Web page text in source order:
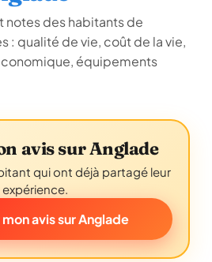
notes des habitants de
: qualité de vie, coût de la vie,
équipements
avis sur Anglade
qui ont déjà partagé leur
expérience.
avis sur Anglade